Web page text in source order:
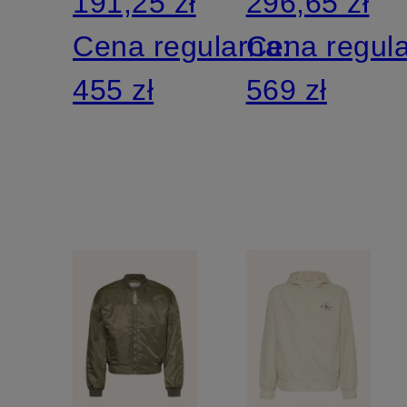
Cena regularna:
455 zł
Cena
569 zł